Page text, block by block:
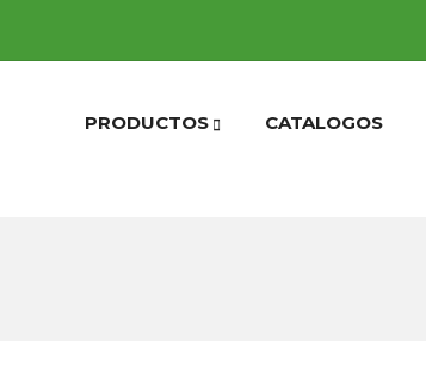
PRODUCTOS CATALOGOS